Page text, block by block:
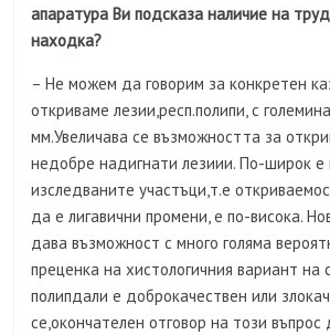
апаратура Ви подсказа наличие на
находка?
– Не можем да говорим за конкретен
откриваме лезии,респ.полипи, с
мм.Увеличава се възможността за
недобре надигнати лезиии. По-широк е
изследваните участъци,т.е
да е лигавични промени, е по-висока.
дава възможност с много голяма
преценка на хистологичния вариант на
полипдали е доброкачествен или
се,окончателен отговор на този